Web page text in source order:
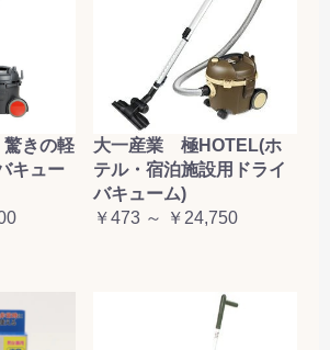
きの軽
キュー
大一産業 極HOTEL(ホ
テル・宿泊施設用ドライ
バキューム)
￥473 ～ ￥24,750